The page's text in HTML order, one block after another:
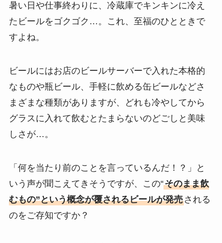
暑い日や仕事終わりに、冷蔵庫でキンキンに冷え
たビールをゴクゴク…。これ、至福のひとときで
すよね。
ビールにはお店のビールサーバーで入れた本格的
なものや瓶ビール、手軽に飲める缶ビールなどさ
まざまな種類がありますが、どれも冷やしてから
グラスに入れて飲むとたまらないのどごしと美味
しさが…。
「何を当たり前のことを言っているんだ！？」と
いう声が聞こえてきそうですが、この“そのまま飲
むもの”という概念が覆されるビールが発売される
のをご存知ですか？